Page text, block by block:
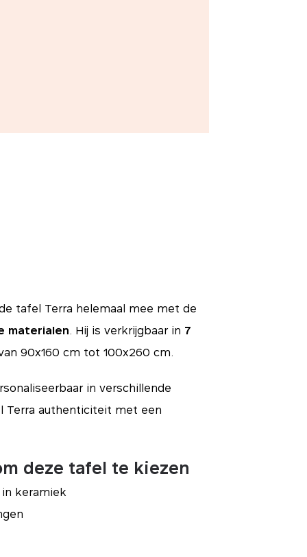
tafel Terra helemaal mee met de
materialen. Hij is verkrijgbaar in 7
90x160 cm tot 100x260 cm.
in verschillende
Terra authenticiteit met een
deze tafel te kiezen
keramiek